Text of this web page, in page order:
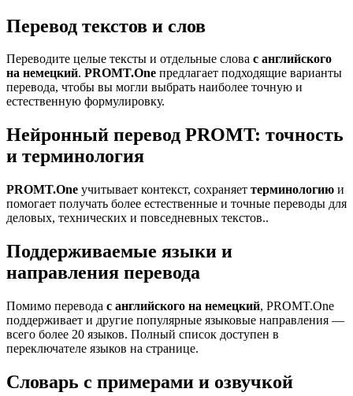
Перевод текстов и слов
Переводите целые тексты и отдельные слова с английского
на немецкий. PROMT.One предлагает подходящие варианты
перевода, чтобы вы могли выбрать наиболее точную и
естественную формулировку.
Нейронный перевод PROMT: точность
и терминология
PROMT.One учитывает контекст, сохраняет терминологию и
помогает получать более естественные и точные переводы для
деловых, технических и повседневных текстов..
Поддерживаемые языки и
направления перевода
Помимо перевода с английского на немецкий, PROMT.One
поддерживает и другие популярные языковые направления —
всего более 20 языков. Полный список доступен в
переключателе языков на странице.
Словарь с примерами и озвучкой